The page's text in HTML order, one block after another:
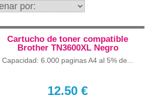
Cartucho de toner compatible
Brother TN3600XL Negro
Capacidad: 6.000 paginas A4 al 5% de...
12.50 €